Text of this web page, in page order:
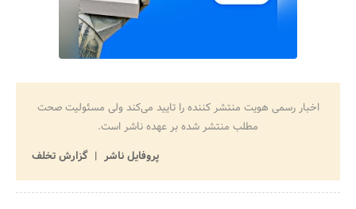
اخبار رسمی هویت منتشر کننده را تایید می‌کند ولی مسئولیت صحت
مطلب منتشر شده بر عهده ناشر است.
پروفایل ناشر
گزارش تخلف